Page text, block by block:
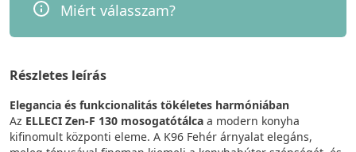
Miért válasszam?
Részletes leírás
Elegancia és funkcionalitás tökéletes harmóniában
Az ELLECI Zen-F 130 mosogatótálca a modern konyha
kifinomult központi eleme. A K96 Fehér árnyalat elegáns,